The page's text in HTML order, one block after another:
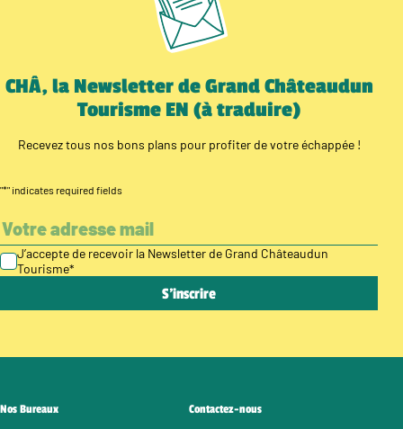
CHÂ, la Newsletter de Grand Châteaudun
Tourisme EN (à traduire)
Recevez tous nos bons plans pour profiter de votre échappée !
"*" indicates required fields
J’accepte de recevoir la Newsletter de Grand Châteaudun
Tourisme*
Nos Bureaux Contactez-nous